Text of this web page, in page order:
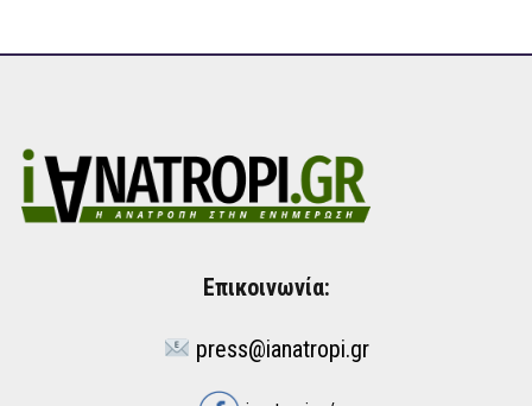
Επικοινωνία:
press@ianatropi.gr